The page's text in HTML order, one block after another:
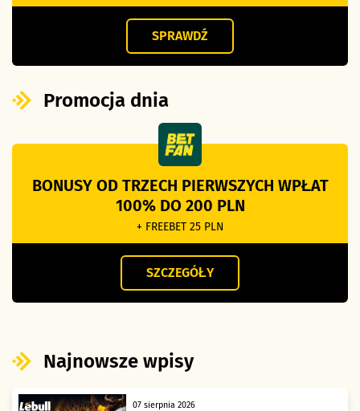
SPRAWDŹ
Promocja dnia
BONUSY OD TRZECH PIERWSZYCH WPŁAT
100% DO 200 PLN
+ FREEBET 25 PLN
SZCZEGÓŁY
Najnowsze wpisy
07 sierpnia 2026